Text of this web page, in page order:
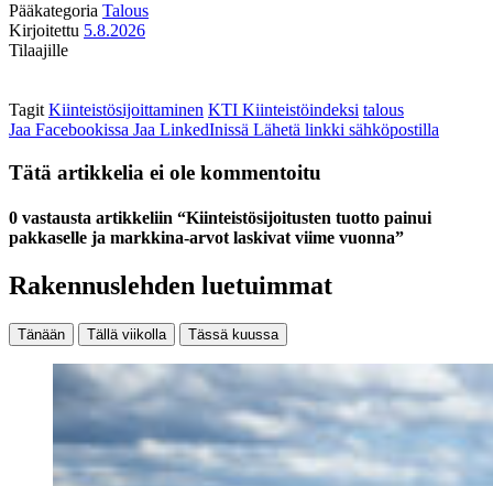
Pääkategoria Talous
Kirjoitettu 5.8.2026
Tilaajille
Tagit Kiinteistösijoittaminen KTI Kiinteistöindeksi talous
Jaa Facebookissa Jaa LinkedInissä Lähetä linkki sähköpostilla
Tätä artikkelia ei ole kommentoitu
0 vastausta artikkeliin “Kiinteistösijoitusten tuotto painui
pakkaselle ja markkina-arvot laskivat viime vuonna”
Rakennuslehden luetuimmat
Tänään Tällä viikolla Tässä kuussa